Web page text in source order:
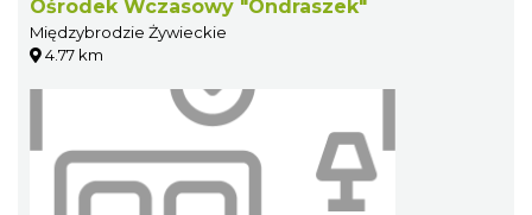
Ośrodek Wczasowy "Ondraszek"
Międzybrodzie Żywieckie
4.77 km